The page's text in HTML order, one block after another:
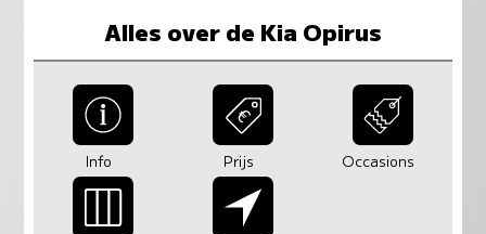
Alles over de Kia Opirus
Info Prijs Occasions